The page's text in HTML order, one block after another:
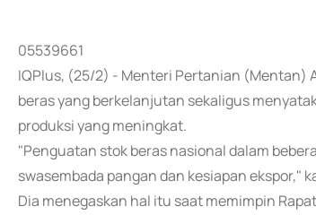
05539661
IQPlus, (25/2) - Menteri Pertanian (Mentan)
beras yang berkelanjutan sekaligus
produksi yang meningkat.
"Penguatan stok beras nasional dalam
swasembada pangan dan kesiapan ekspor,"
Dia menegaskan hal itu saat memimpin